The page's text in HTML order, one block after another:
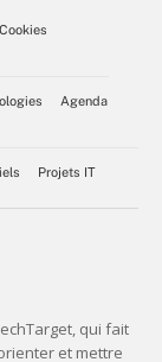
Agenda
Projets IT